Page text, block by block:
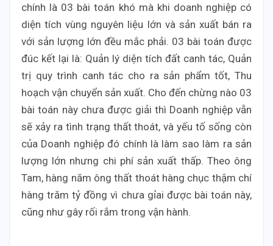
chính là 03 bài toán khó mà khi doanh nghiệp có
diện tích vùng nguyên liệu lớn và sản xuất bán ra
với sản lượng lớn đều mắc phải. 03 bài toán được
đúc kết lại là: Quản lý diện tích đất canh tác, Quản
trị quy trình canh tác cho ra sản phẩm tốt, Thu
hoạch vận chuyển sản xuất. Cho đến chừng nào 03
bài toán này chưa được giải thì Doanh nghiệp vẫn
sẽ xảy ra tình trạng thất thoát, và yếu tố sống còn
của Doanh nghiệp đó chính là làm sao làm ra sản
lượng lớn nhưng chi phí sản xuất thấp. Theo ông
Tam, hàng năm ông thất thoát hàng chục thậm chí
hàng trăm tỷ đồng vì chưa gỉai được bài toán này,
cũng như gây rối rắm trong vận hành.